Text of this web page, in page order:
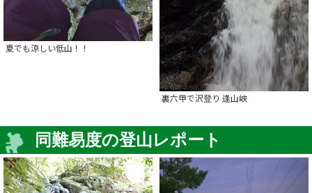
夏でも涼しい低山！！
裏六甲で沢登り 逢山峡
同難易度の登山レポート